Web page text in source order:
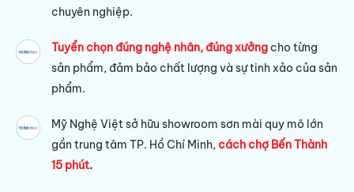
chuyên nghiệp.
Tuyển chọn đúng nghệ nhân, đúng xưởng cho từng
sản phẩm, đảm bảo chất lượng và sự tinh xảo của sản
phẩm.
Mỹ Nghệ Việt sở hữu showroom sơn mài quy mô lớn
gần trung tâm TP. Hồ Chí Minh,cách chợ Bến Thành
15 phút.